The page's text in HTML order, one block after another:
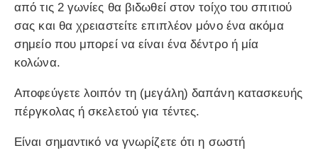
από τις 2 γωνίες θα βιδωθεί στον τοίχο του σπιτιού
σας και θα χρειαστείτε επιπλέον μόνο ένα ακόμα
σημείο που μπορεί να είναι ένα δέντρο ή μία
κολώνα.
Αποφεύγετε λοιπόν τη (μεγάλη) δαπάνη κατασκευής
πέργκολας ή σκελετού για τέντες.
Είναι σημαντικό να γνωρίζετε ότι η σωστή